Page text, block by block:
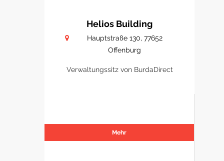
Helios Building
Hauptstraße 130, 77652
Offenburg
Verwaltungssitz von BurdaDirect
Mehr